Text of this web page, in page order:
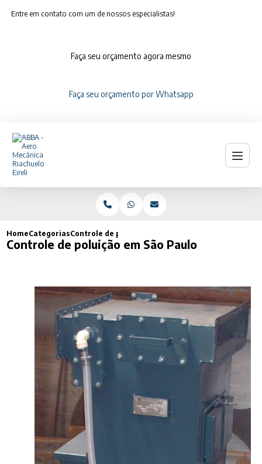
Entre em contato com um de nossos especialistas!
Faça seu orçamento agora mesmo
Faça seu orçamento por Whatsapp
HomeCategoriasControle de poluição em São Paulo
Controle de poluição em São Paulo